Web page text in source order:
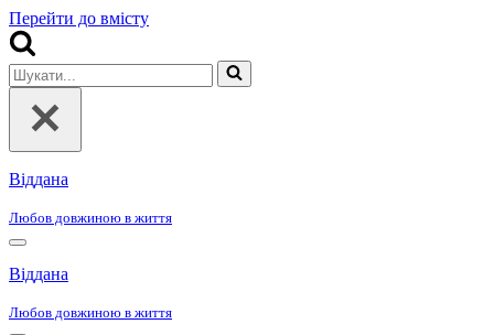
Перейти до вмісту
Шукати...
Віддана
Любов довжиною в життя
Меню
навігації
Віддана
Любов довжиною в життя